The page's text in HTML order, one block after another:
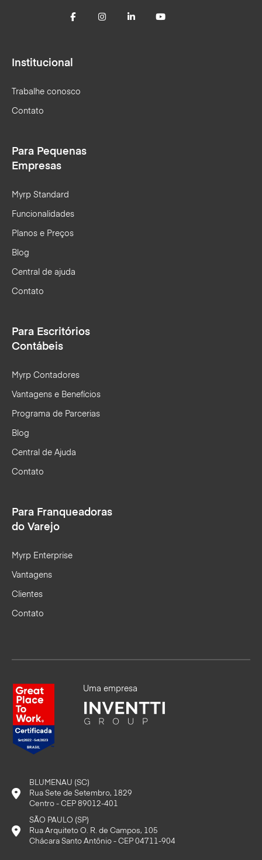
Institucional
Trabalhe conosco
Contato
Para Pequenas
Empresas
Myrp Standard
Funcionalidades
Planos e Preços
Blog
Central de ajuda
Contato
Para Escritórios
Contábeis
Myrp Contadores
Vantagens e Benefícios
Programa de Parcerias
Blog
Central de Ajuda
Contato
Para Franqueadoras
do Varejo
Myrp Enterprise
Vantagens
Clientes
Contato
Uma empresa
BLUMENAU (SC)
Rua Sete de Setembro, 1829
Centro - CEP 89012-401
SÃO PAULO (SP)
Rua Arquiteto O. R. de Campos, 105
Chácara Santo Antônio - CEP 04711-904